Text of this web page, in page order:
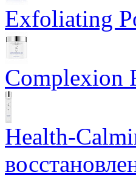
Exfoliating
Complexion
Health-